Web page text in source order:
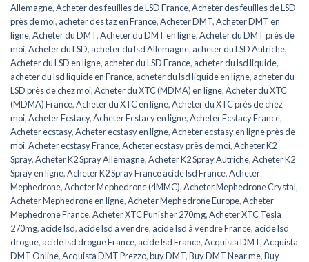
Allemagne,Acheter des feuilles de LSD France,Acheter des feuilles de LSD
près de moi, acheter des taz en France,Acheter DMT,Acheter DMT en
ligne,Acheter du DMT,Acheter du DMT en ligne,Acheter du DMT près de
moi,Acheter du LSD, acheter du lsd Allemagne, acheter du LSD Autriche,
Acheter du LSD en ligne, acheter du LSD France, acheter du lsd liquide,
acheter du lsd liquide en France, acheter du lsd liquide en ligne, acheter du
LSD près de chez moi,Acheter du XTC (MDMA) en ligne,Acheter du XTC
(MDMA) France,Acheter du XTC en ligne,Acheter du XTC près de chez
moi,Acheter Ecstacy,Acheter Ecstacy en ligne,Acheter Ecstacy France,
Acheter ecstasy,Acheter ecstasy en ligne,Acheter ecstasy en ligne près de
moi,Acheter ecstasy France,Acheter ecstasy près de moi,Acheter K2
Spray,Acheter K2 Spray Allemagne,Acheter K2 Spray Autriche,Acheter K2
Spray en ligne,Acheter K2 Spray France acide lsd France,Acheter
Mephedrone,Acheter Mephedrone (4MMC),Acheter Mephedrone Crystal,
Acheter Mephedrone en ligne,Acheter Mephedrone Europe,Acheter
Mephedrone France,Acheter XTC Punisher 270mg,Acheter XTC Tesla
270mg, acide lsd, acide lsd à vendre, acide lsd à vendre France, acide lsd
drogue, acide lsd drogue France, acide lsd France,Acquista DMT,Acquista
DMT Online,Acquista DMT Prezzo,buy DMT,Buy DMT Near me,Buy